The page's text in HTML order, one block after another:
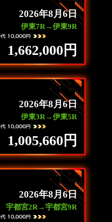
2026年8月6日
伊東7R→伊東9R
1,662,000円
2026年8月6日
伊東3R→伊東5R
1,005,660円
2026年8月6日
宇都宮2R→宇都宮9R